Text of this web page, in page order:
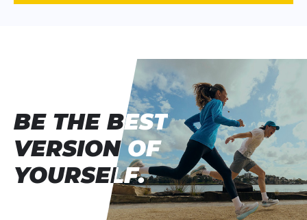
BE THE BEST
VERSION OF
YOURSELF.
BE THE BEST
VERSION OF
YOURSELF.